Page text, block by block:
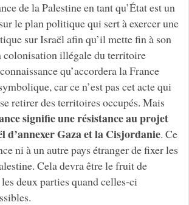
de la Palestine en tant qu’État est un
le plan politique qui sert à exercer une
sur Israël afin qu’il mette fin à son
colonisation illégale du territoire
qu’accordera la France
car ce n’est pas cet acte qui
retirer des territoires occupés. Mais
signifie une résistance au projet
d’annexer Gaza et la Cisjordanie. Ce
ni à un autre pays étranger de fixer les
Cela devra être le fruit de
deux parties quand celles-ci